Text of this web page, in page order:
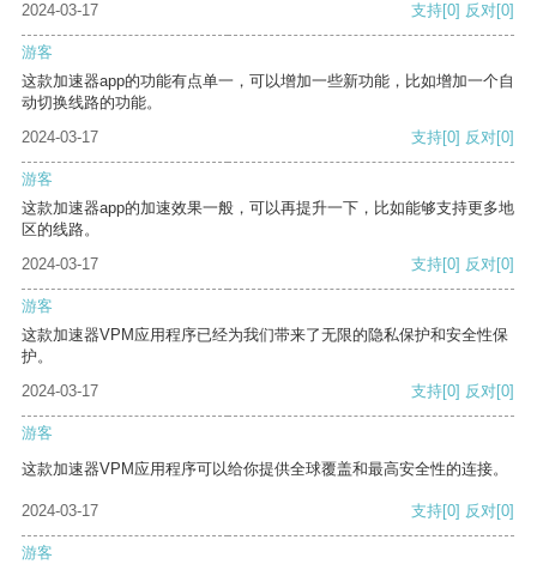
2024-03-17
支持[0] 反对[0]
游客
这款加速器app的功能有点单一，可以增加一些新功能，比如增加一个自
动切换线路的功能。
2024-03-17
支持[0] 反对[0]
游客
这款加速器app的加速效果一般，可以再提升一下，比如能够支持更多地
区的线路。
2024-03-17
支持[0] 反对[0]
游客
这款加速器VPM应用程序已经为我们带来了无限的隐私保护和安全性保
护。
2024-03-17
支持[0] 反对[0]
游客
这款加速器VPM应用程序可以给你提供全球覆盖和最高安全性的连接。
2024-03-17 支持[0] 反对[0]
游客